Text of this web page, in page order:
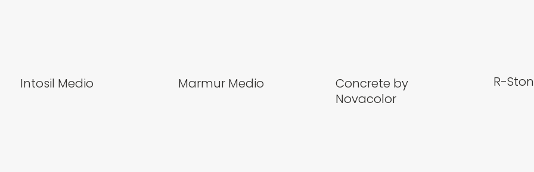
Intosil Medio Marmur Medio
Concrete by
Novacolor
R-